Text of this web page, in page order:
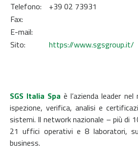
Telefono:
+39 02 73931
Fax:
E-mail:
Sito:
https://www.sgsgroup.it/
SGS Italia Spa è l’azienda leader
ispezione, verifica, analisi e
sistemi. Il network nazionale – più di
21 uffici operativi e 8 laboratori,
business.